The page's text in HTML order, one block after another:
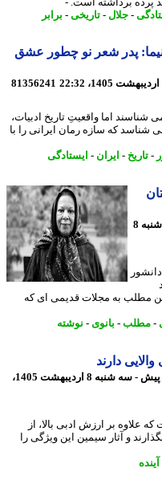
-جلال-تاریخی -برابر
پدر شعر نو چطور عشق
81356241
اما واقعیتِ تاریخ ادبیات،
که سازه رمان ایرانی را با
- ایران - ایستادگی
3 ماه پیش - سه شنبه 8
به مجلات قدیمی ای که
-بانوی-نوشته
دارند
3 ماه پیش - سه شنبه 8 اردیبهشت 1405،
بر ارزش ادبی بالا، از
و آثار سیمین این ویژگی را